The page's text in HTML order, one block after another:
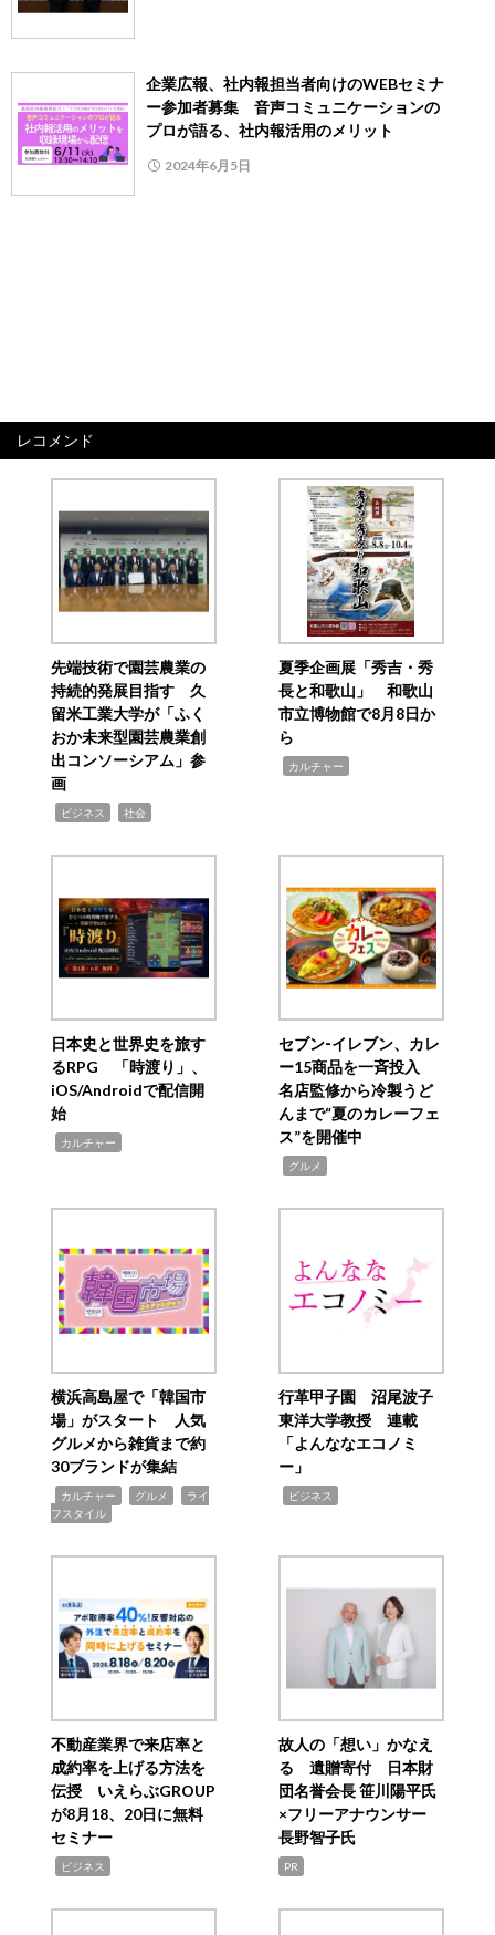
企業広報、社内報担当者向けのWEBセミナ
ー参加者募集 音声コミュニケーションの
プロが語る、社内報活用のメリット
2024年6月5日
レコメンド
先端技術で園芸農業の
持続的発展目指す 久
留米工業大学が「ふく
おか未来型園芸農業創
出コンソーシアム」参
画
ビジネス 社会
夏季企画展「秀吉・秀
長と和歌山」 和歌山
市立博物館で8月8日か
ら
カルチャー
日本史と世界史を旅す
るRPG 「時渡り」、
iOS/Androidで配信開
始
カルチャー
セブン‐イレブン、カレ
ー15商品を一斉投入
名店監修から冷製うど
んまで“夏のカレーフェ
ス”を開催中
グルメ
横浜高島屋で「韓国市
場」がスタート 人気
グルメから雑貨まで約
30ブランドが集結
カルチャー グルメ
ライ
フスタイル
行革甲子園 沼尾波子
東洋大学教授 連載
「よんななエコノミ
ー」
ビジネス
不動産業界で来店率と
成約率を上げる方法を
伝授 いえらぶGROUP
が8月18、20日に無料
セミナー
ビジネス
故人の「想い」かなえ
る 遺贈寄付 日本財
団名誉会長 笹川陽平氏
×フリーアナウンサー
長野智子氏
PR